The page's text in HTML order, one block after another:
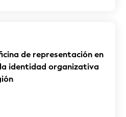
de representación en
identidad organizativa